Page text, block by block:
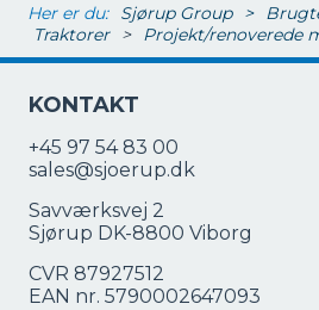
Her er du: Sjørup Group >
Traktorer > Projekt/renoverede
KONTAKT
+45 97 54 83 00
sales@sjoerup.dk
Savværksvej 2
Sjørup DK-8800 Viborg
CVR 87927512
EAN nr. 5790002647093